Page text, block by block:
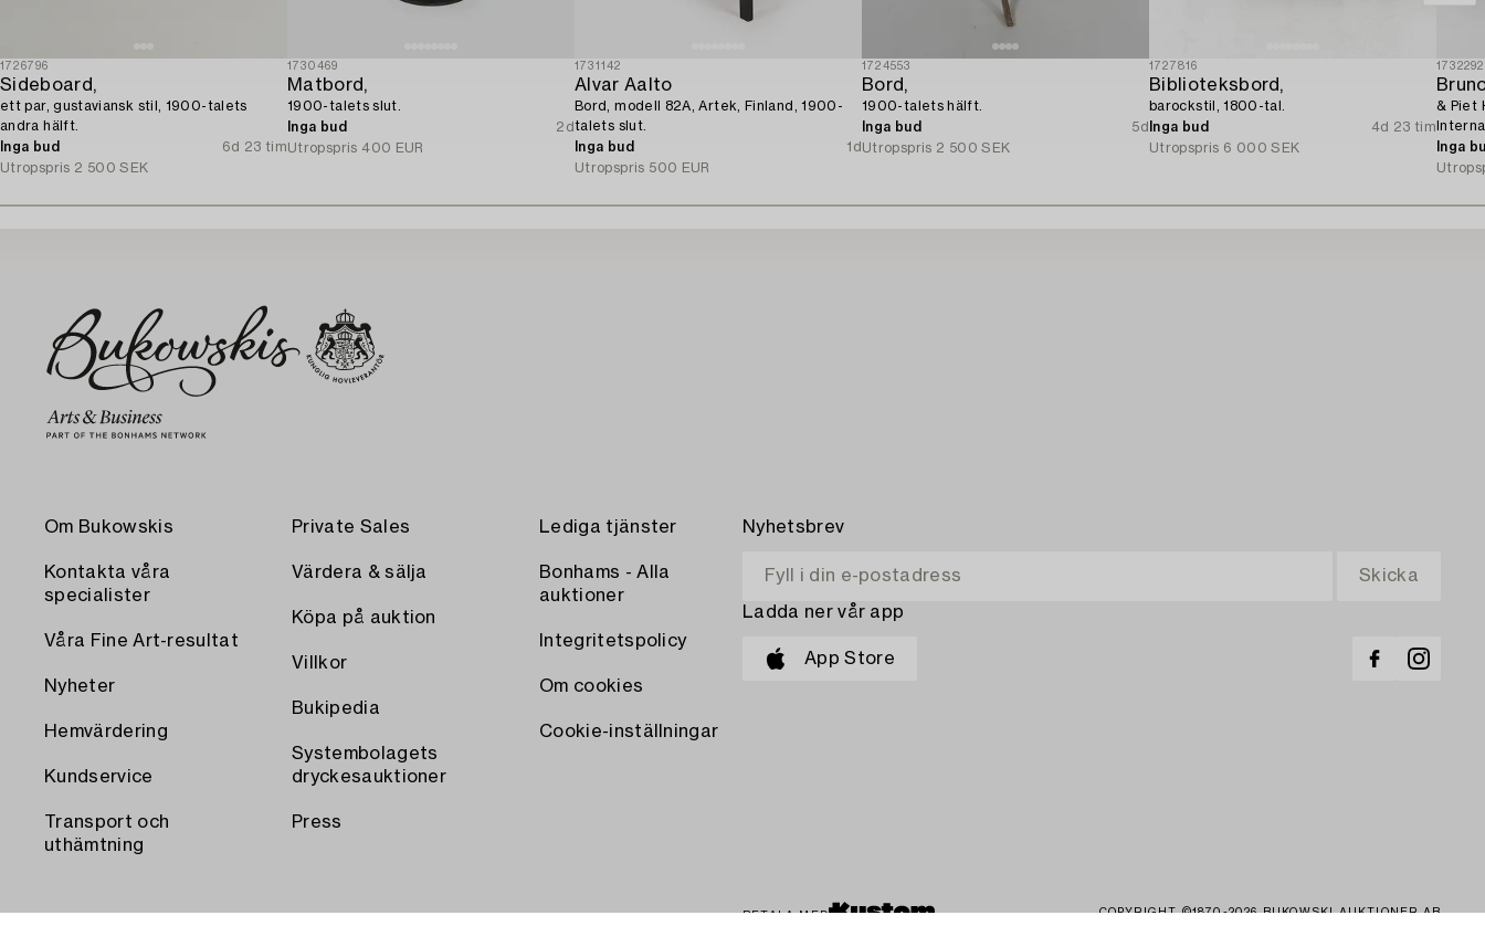
1726796
Sideboard,
ett par, gustaviansk stil, 1900-talets
andra hälft.
Inga bud
6d 23 tim
Utropspris 2 500 SEK
1730469
Matbord,
1900-talets slut.
Inga bud
2d
Utropspris 400 EUR
1731142
Alvar Aalto
Bord, modell 82A, Artek, Finland, 1900-
talets slut.
Inga bud
1d
Utropspris 500 EUR
1724553
Bord,
1900-talets hälft.
Inga bud
5d
Utropspris 2 500 SEK
1727816
Biblioteksbord,
barockstil, 1800-tal.
Inga bud
4d 23 tim
Utropspris 6 000 SEK
1732292
& Piet
Inga
Om Bukowskis
Kontakta våra
specialister
Våra Fine Art-resultat
Nyheter
Hemvärdering
Kundservice
Transport och
uthämtning
Private Sales
Värdera & sälja
Köpa på auktion
Villkor
Bukipedia
Systembolagets
dryckesauktioner
Press
Lediga tjänster
Bonhams - Alla
auktioner
Integritetspolicy
Om cookies
Cookie-inställningar
Nyhetsbrev
Ladda ner vår app
App Store
BETALA MED COPYRIGHT ©1870-2026 BUKOWSKI AUKTIONER AB